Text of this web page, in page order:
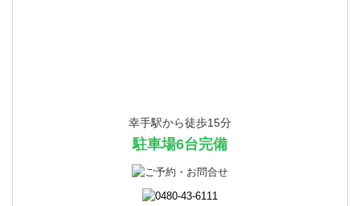
幸手駅から徒歩15分
駐車場6台完備